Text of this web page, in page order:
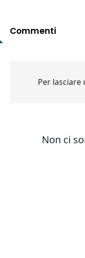
Commenti